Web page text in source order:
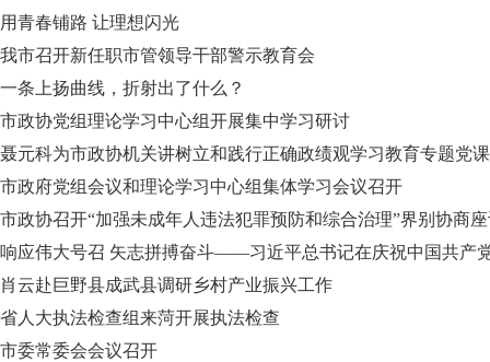
用青春铺路 让理想闪光
我市召开新任职市管领导干部警示教育会
一条上扬曲线，折射出了什么？
市政协党组理论学习中心组开展集中学习研讨
聂元科为市政协机关讲树立和践行正确政绩观学习教育专题党课
市政府党组会议和理论学习中心组集体学习会议召开
市政协召开“加强未成年人违法犯罪预防和综合治理”界别协商
响应伟大号召 矢志拼搏奋斗——习近平总书记在庆祝中国共产
肖云赴巨野县成武县调研乡村产业振兴工作
省人大执法检查组来菏开展执法检查
市委常委会会议召开